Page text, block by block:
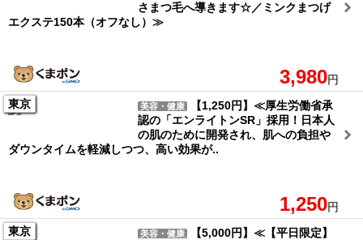
さまつ毛へ導きます☆／ミンクまつげ
エクステ150本（オフなし）≫
3,980円
東京
美容・健康
【1,250円】≪厚生労働省承
認の「エンライトンSR」採用！日本人
の肌のために開発され、肌への負担や
ダウンタイムを軽減しつつ、高い効果が..
1,250円
東京
美容・健康
【5,000円】≪【平日限定】